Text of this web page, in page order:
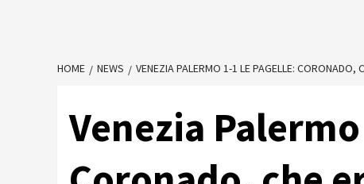
HOME NEWS VENEZIA PALERMO 1-1 LE PAGELLE: CORONADO,
Venezia Palermo